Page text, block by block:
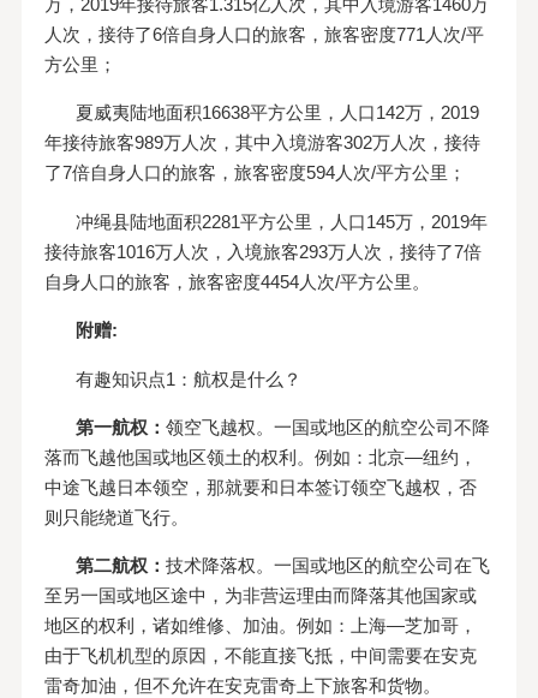
万，2019年接待旅客1.315亿人次，其中入境游客1460万
人次，接待了6倍自身人口的旅客，旅客密度771人次/平
方公里；
夏威夷陆地面积16638平方公里，人口142万，2019
年接待旅客989万人次，其中入境游客302万人次，接待
了7倍自身人口的旅客，旅客密度594人次/平方公里；
冲绳县陆地面积2281平方公里，人口145万，2019年
接待旅客1016万人次，入境旅客293万人次，接待了7倍
自身人口的旅客，旅客密度4454人次/平方公里。
附赠:
有趣知识点1：航权是什么？
第一航权：领空飞越权。一国或地区的航空公司不降
落而飞越他国或地区领土的权利。例如：北京—纽约，
中途飞越日本领空，那就要和日本签订领空飞越权，否
则只能绕道飞行。
第二航权：技术降落权。一国或地区的航空公司在飞
至另一国或地区途中，为非营运理由而降落其他国家或
地区的权利，诸如维修、加油。例如：上海—芝加哥，
由于飞机机型的原因，不能直接飞抵，中间需要在安克
雷奇加油，但不允许在安克雷奇上下旅客和货物。